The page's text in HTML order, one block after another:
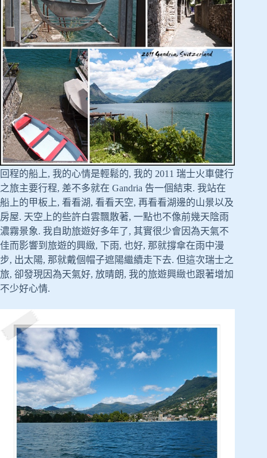
回程的船上, 我的心情是輕鬆的, 我的 2011 瑞士火車健行
之旅主要行程, 差不多就在 Gandria 告一個結束. 我站在
船上的甲板上, 看看湖, 看看天空, 再看看湖邊的山景以及
房屋. 天空上的些許白雲飄散著, 一點也不像前幾天陰雨
濃霧景象. 我自助旅遊好多年了, 其實很少會因為天氣不
佳而影響到旅遊的興緻, 下雨, 也好, 那就撐傘在雨中漫
步, 出太陽, 那就戴個帽子遮陽繼續走下去. 但這次瑞士之
旅, 卻發現因為天氣好, 放晴朗, 我的旅遊興緻也跟著增加
不少好心情.